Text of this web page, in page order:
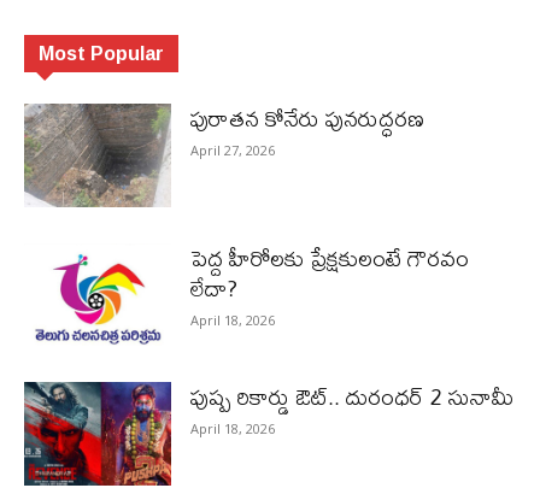
Most Popular
పురాత‌న కోనేరు పున‌రుద్ధ‌ర‌ణ
April 27, 2026
పెద్ద హీరోల‌కు ప్రేక్ష‌కులంటే గౌర‌వం
లేదా?
April 18, 2026
పుష్ప రికార్డు ఔట్‌.. దురంధ‌ర్ 2 సునామీ
April 18, 2026